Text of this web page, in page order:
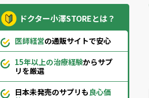
ドクター小澤STOREとは？
医師経営の通販サイトで安心
15年以上の治療経験からサプ
リを厳選
日本未発売のサプリも 良心価